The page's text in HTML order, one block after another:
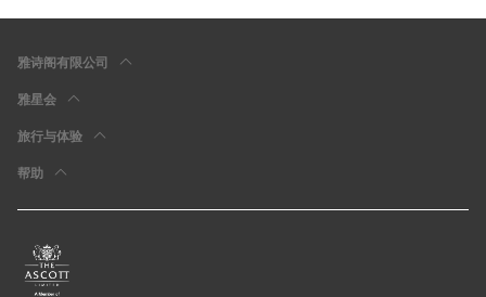
雅诗阁有限公司
雅星会
旅行与体验
帮助